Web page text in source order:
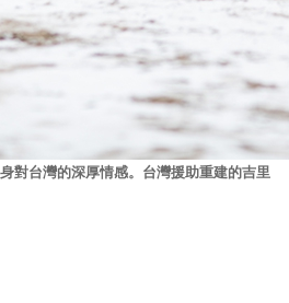
對台灣的深厚情感。台灣援助重建的吉里